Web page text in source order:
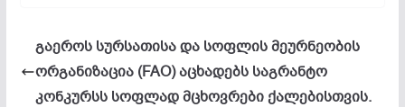
გაეროს სურსათისა და სოფლის მეურნეობის
ორგანიზაცია (FAO) აცხადებს საგრანტო
კონკურსს სოფლად მცხოვრები ქალებისთვის.